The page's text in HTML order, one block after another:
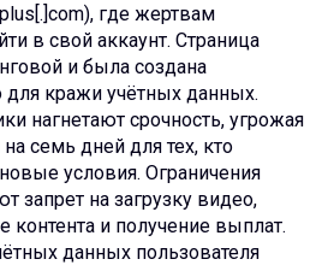
где жертвам
в свой аккаунт. Страница
и была создана
для кражи учётных данных.
нагнетают срочность, угрожая
семь дней для тех, кто
условия. Ограничения
запрет на загрузку видео,
контента и получение выплат.
данных пользователя